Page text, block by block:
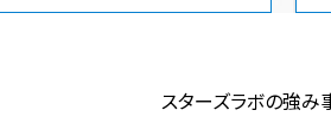
スターズラボの強み